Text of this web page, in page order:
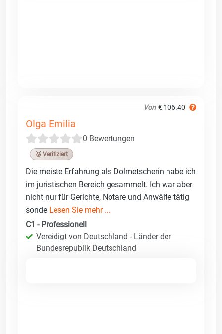
Von € 106.40
Olga Emilia
0 Bewertungen
🥉 Verifiziert
Die meiste Erfahrung als Dolmetscherin habe ich
im juristischen Bereich gesammelt. Ich war aber
nicht nur für Gerichte, Notare und Anwälte tätig
sonde Lesen Sie mehr ...
C1 - Professionell
Vereidigt von Deutschland - Länder der
Bundesrepublik Deutschland